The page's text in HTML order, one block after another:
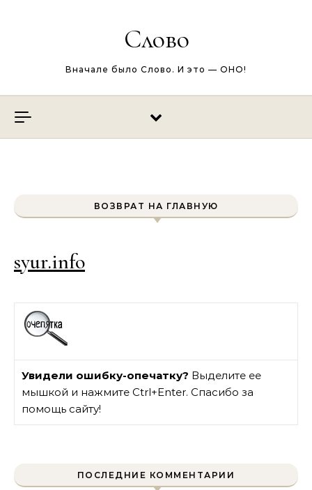
Слово
Вначале было Слово. И это — ОНО!
ВОЗВРАТ НА ГЛАВНУЮ
syur.info
Увидели ошибку-опечатку? Выделите ее
мышкой и нажмите Ctrl+Enter. Спасибо за
помощь сайту!
ПОСЛЕДНИЕ КОММЕНТАРИИ